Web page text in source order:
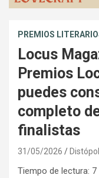
PREMIOS
Locus
Premios
puedes
completo
finalistas
31/05/2026
Tiempo de lectura: 7